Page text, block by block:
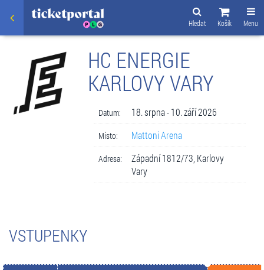
Menu
Košík
Hledat
HC ENERGIE
KARLOVY VARY
Datum: 18. srpna - 10. září 2026
Místo: Mattoni Arena
Adresa:
Západní 1812/73, Karlovy
Vary
VSTUPENKY